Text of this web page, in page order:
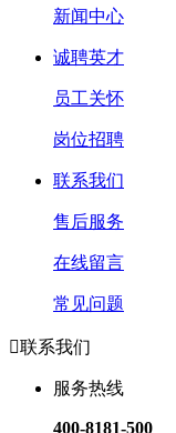
新闻中心
诚聘英才
员工关怀
岗位招聘
联系我们
售后服务
在线留言
常见问题
联系我们
服务热线
400-8181-500